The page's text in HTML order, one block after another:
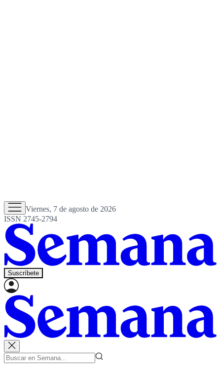
Viernes, 7 de agosto de 2026
ISSN 2745-2794
Suscríbete